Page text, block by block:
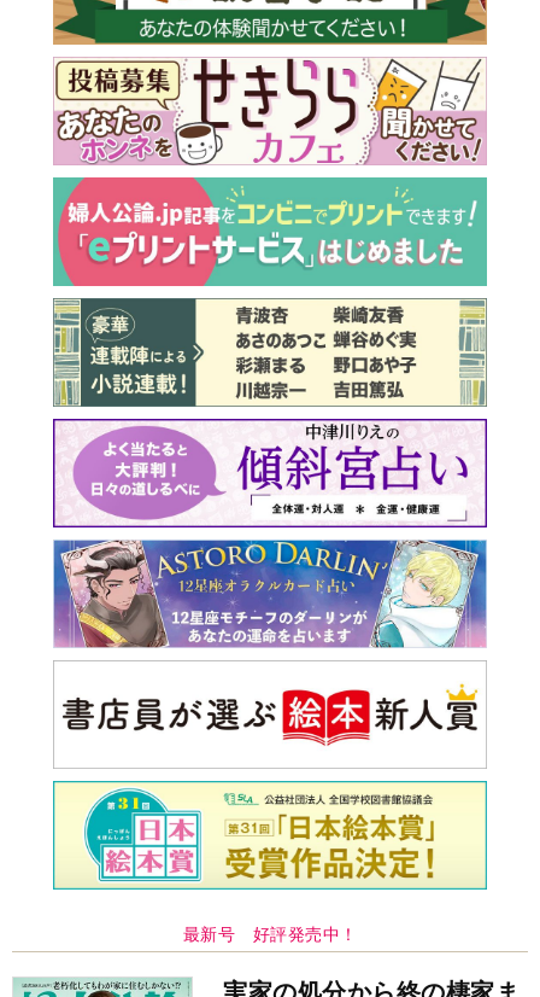
最新号 好評発売中！
実家の処分から終の棲家ま
でどうする？60代からの家
モンダイ
最新号
次号予告
バックナンバー
注目トピ
義実家について、義弟が私へ怒りのLINE
ピアノの月謝、払うべき？